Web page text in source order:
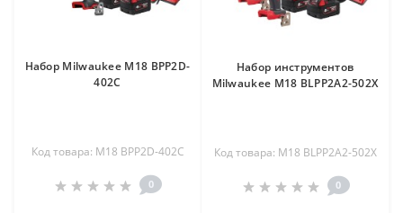
Набор Milwaukee M18 BPP2D-
402C
Код товара: M18 BPP2D-402C
0
Набор инструментов
Milwaukee M18 BLPP2A2-502X
Код товара: M18 BLPP2A2-502X
0